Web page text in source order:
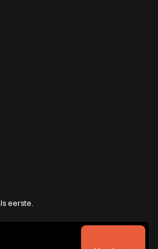
eerste.